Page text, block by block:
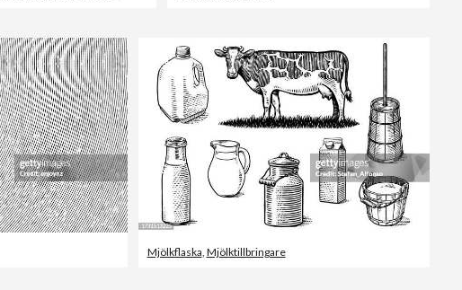
Mjölkflaska Mjölktillbringare